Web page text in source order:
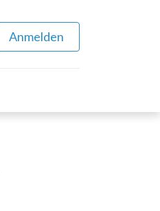
Anmelden